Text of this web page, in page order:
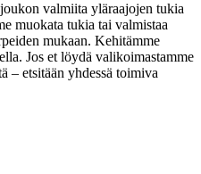
valmiita yläraajojen tukia
muokata tukia tai valmistaa
mukaan. Kehitämme
Jos et löydä valikoimastamme
– etsitään yhdessä toimiva